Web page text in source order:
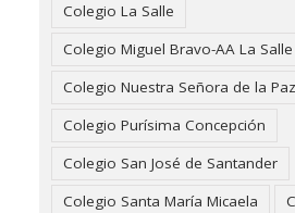
Colegio La Salle
Colegio Miguel Bravo-AA La Salle
Colegio Nuestra Señora de la Paz
Colegio Purísima Concepción
Colegio San José de Santander
Colegio Santa María Micaela